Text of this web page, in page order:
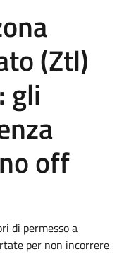
(Ztl)
gli
off
di permesso a
per non incorrere